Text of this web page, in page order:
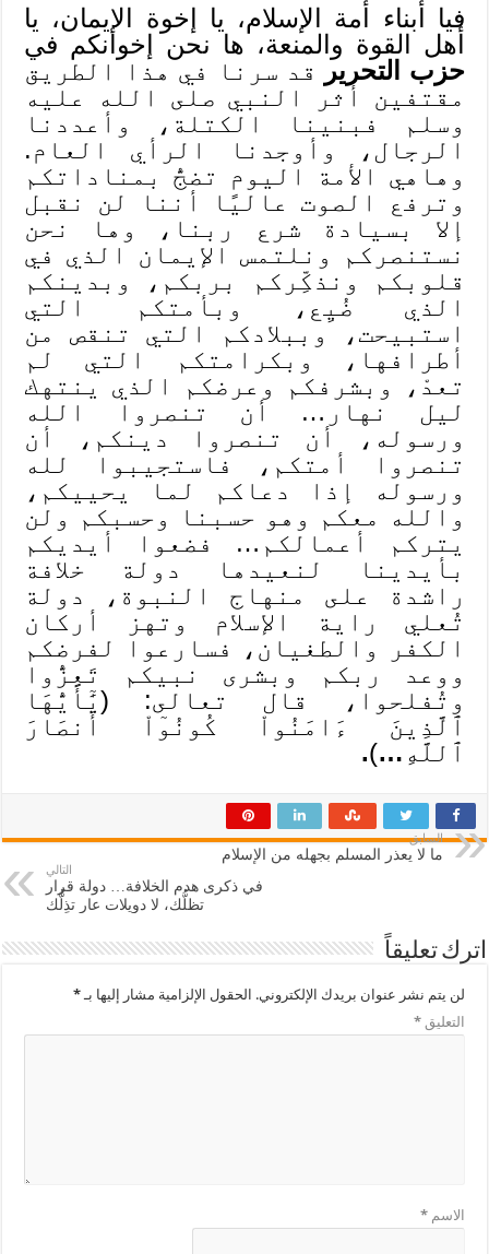
فيا أبناء أمة الإسلام، يا إخوة الإيمان، يا
أهل القوة والمنعة، ها نحن إخوانكم في
حزب التحرير قد سرنا في هذا الطريق
مقتفين أثر النبي صلى الله عليه
وسلم فبنينا الكتلة، وأعددنا
الرجال، وأوجدنا الرأي العام.
وهاهي الأمة اليوم تضجُّ بمناداتكم
وترفع الصوت عاليًا أننا لن نقبل
إلا بسيادة شرع ربنا، وها نحن
نستنصركم ونلتمس الإيمان الذي في
قلوبكم ونذكِّركم بربكم، وبدينكم
الذي ضُيِع، وبأمتكم التي
استبيحت، وببلادكم التي تنقص من
أطرافها، وبكرامتكم التي لم
تعدْ، وبشرفكم وعرضكم الذي ينتهك
ليل نهار… أن تنصروا الله
ورسوله، أن تنصروا دينكم، أن
تنصروا أمتكم، فاستجيبوا لله
ورسوله إذا دعاكم لما يحييكم،
والله معكم وهو حسبنا وحسبكم ولن
يتركم أعمالكم… فضعوا أيديكم
بأيدينا لنعيدها دولة خلافة
راشدة على منهاج النبوة، دولة
تُعلي راية الإسلام وتهز أركان
الكفر والطغيان، فسارعوا لفرضكم
ووعد ربكم وبشرى نبيكم تَعِزُّوا
وتُفلحوا، قال تعالى: (يَٰٓأَيُّهَا
ٱلَّذِينَ ءَامَنُواْ كُونُوٓاْ أَنصَارَ
ٱللَّهِ …
)
.
السابق
ما لا يعذر المسلم بجهله من الإسلام
التالي
في ذكرى هدم الخلافة… دولة قرار
تظلُّك، لا دويلات عار تذِلُّك
اترك تعليقاً
لن يتم نشر عنوان بريدك الإلكتروني. الحقول الإلزامية مشار إليها بـ*
التعليق*
الاسم*